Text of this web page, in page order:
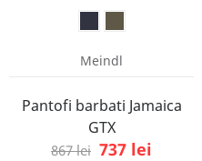
Meindl
Pantofi barbati Jamaica
GTX
867 lei 737 lei